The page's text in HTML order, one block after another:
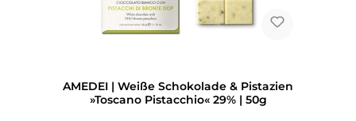
AMEDEI | Weiße Schokolade & Pistazien
»Toscano Pistacchio« 29% | 50g